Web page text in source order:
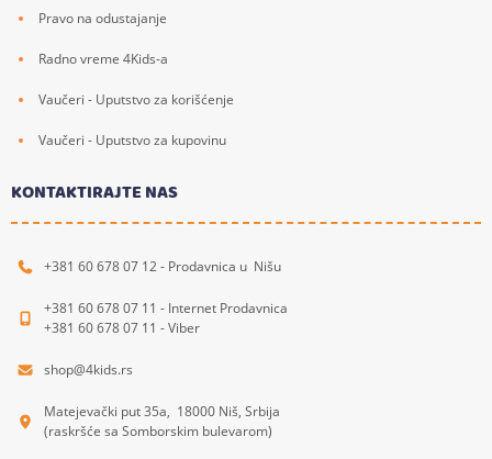
Pravo na odustajanje
Radno vreme 4Kids-a
Vaučeri - Uputstvo za korišćenje
Vaučeri - Uputstvo za kupovinu
KONTAKTIRAJTE NAS
+381 60 678 07 12 - Prodavnica u Nišu
+381 60 678 07 11 - Internet Prodavnica
+381 60 678 07 11 - Viber
shop@4kids.rs
Matejevački put 35a, 18000 Niš, Srbija
(raskršće sa Somborskim bulevarom)